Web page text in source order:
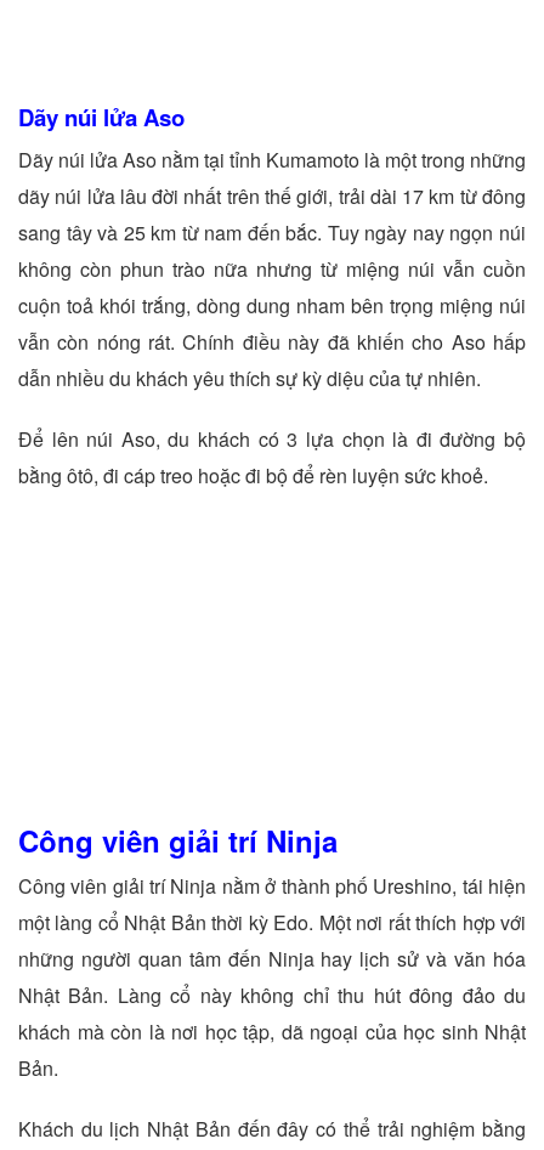
Dãy núi lửa Aso
Dãy núi lửa Aso nằm tại tỉnh Kumamoto là một trong những
dãy núi lửa lâu đời nhất trên thế giới, trải dài 17 km từ đông
sang tây và 25 km từ nam đến bắc. Tuy ngày nay ngọn núi
không còn phun trào nữa nhưng từ miệng núi vẫn cuồn
cuộn toả khói trắng, dòng dung nham bên trọng miệng núi
vẫn còn nóng rát. Chính điều này đã khiến cho Aso hấp
dẫn nhiều du khách yêu thích sự kỳ diệu của tự nhiên.
Để lên núi Aso, du khách có 3 lựa chọn là đi đường bộ
bằng ôtô, đi cáp treo hoặc đi bộ để rèn luyện sức khoẻ.
Công viên giải trí Ninja
Công viên giải trí Ninja nằm ở thành phố Ureshino, tái hiện
một làng cổ Nhật Bản thời kỳ Edo. Một nơi rất thích hợp với
những người quan tâm đến Ninja hay lịch sử và văn hóa
Nhật Bản. Làng cổ này không chỉ thu hút đông đảo du
khách mà còn là nơi học tập, dã ngoại của học sinh Nhật
Bản.
Khách du lịch Nhật Bản đến đây có thể trải nghiệm bằng